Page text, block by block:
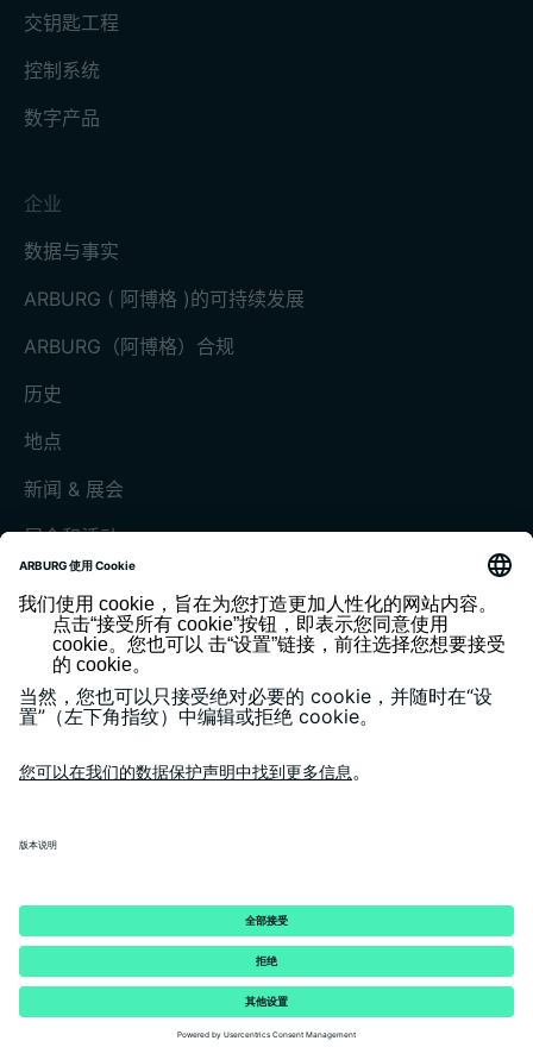
交钥匙工程
控制系统
数字产品
企业
数据与事实
ARBURG ( 阿博格 )的可持续发展
ARBURG（阿博格）合规
历史
地点
新闻 & 展会
展会和活动
客户杂志《today》
版本说明
客户门户 arburgXworld
© 2026 - ARBURG GmbH + Co KG